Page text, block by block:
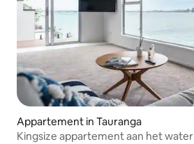
Appartement in Tauranga
Kingsize appartement aan het